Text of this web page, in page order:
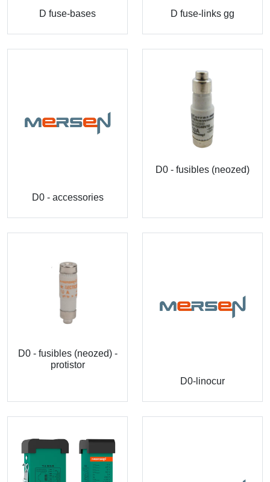
D fuse-bases D fuse-links gg
D0 - accessories
D0 - fusibles (neozed)
D0 - fusibles (neozed) -
protistor
D0-linocur